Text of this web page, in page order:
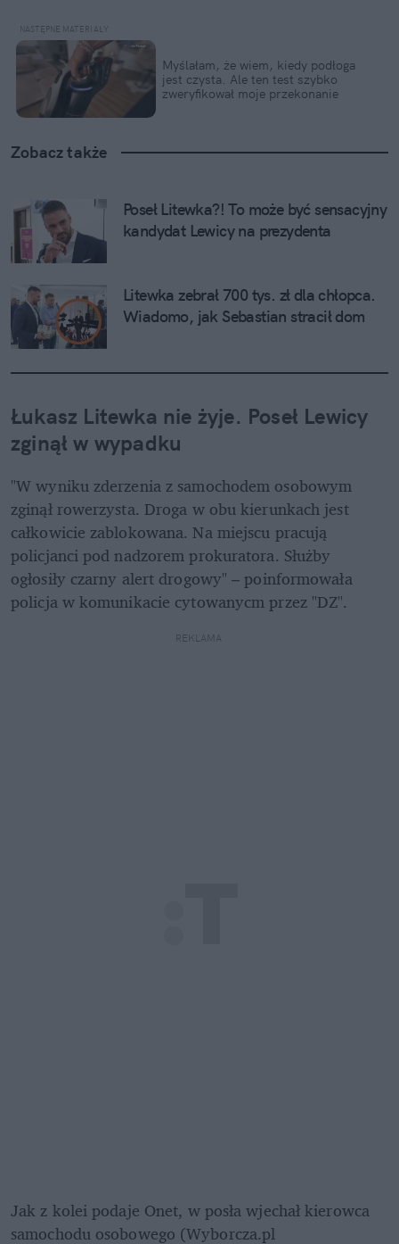
Myślałam, że wiem, kiedy podłoga
jest czysta. Ale ten test szybko
zweryfikował moje przekonanie
Zobacz także
Poseł Litewka?! To może być sensacyjny
kandydat Lewicy na prezydenta
Litewka zebrał 700 tys. zł dla chłopca.
Wiadomo, jak Sebastian stracił dom
Łukasz Litewka nie żyje. Poseł Lewicy
zginął w wypadku
"W wyniku zderzenia z samochodem osobowym
zginął rowerzysta. Droga w obu kierunkach jest
całkowicie zablokowana. Na miejscu pracują
policjanci pod nadzorem prokuratora. Służby
ogłosiły czarny alert drogowy" – poinformowała
policja w komunikacie cytowanycm przez "DZ".
REKLAMA
Jak z kolei podaje Onet, w posła wjechał kierowca
samochodu osobowego (Wyborcza.pl